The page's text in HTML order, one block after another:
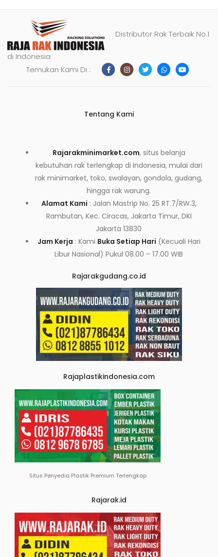
Distributor Rak Terbaik No.1
di Indonesia
Temukan Kami Di :
Tentang Kami
Rajarakminimarket.com, situs belanja
kebutuhan rak terlengkap di Indonesia, mulai dari
rak minimarket, toko, swalayan, gondola, gudang,
hingga rak warung.
Alamat Kami : Jalan Mastrip No. 25 RT.7/RW.3,
Rambutan, Kec. Ciracas, Jakarta Timur, DKI
Jakarta 13830
Jam Kerja : Kami Buka Setiap Hari (Kecuali Hari
Libur Nasional) Pukul 08.00 – 17.00 WIB
Rajarakgudang.co.id
Rajaplastikindonesia.com
Situs Penyedia Plastik Premium Terlengkap
Rajarak.id